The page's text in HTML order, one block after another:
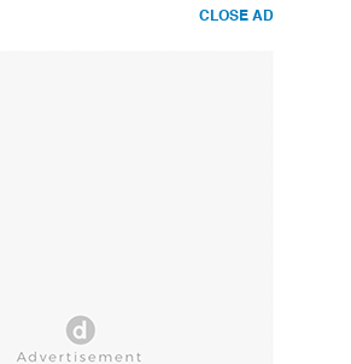
CLOSE AD